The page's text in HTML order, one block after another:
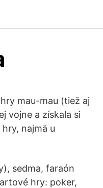
mau-mau (tiež aj
vojne a získala si
najmä u
sedma, faraón
hry: poker,